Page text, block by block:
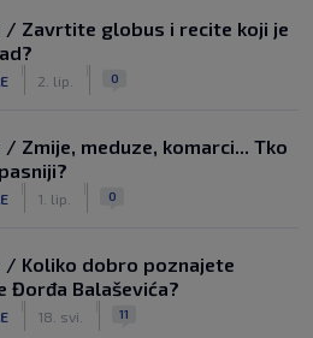
/ Zavrtite globus i recite koji je
2. lip. 0
/ Zmije, meduze, komarci... Tko
1. lip. 0
/ Koliko dobro poznajete
Đorđa Balaševića?
18. svi. 11